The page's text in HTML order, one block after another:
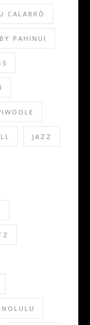
CALABRÒ
PAHINUI
JAZZ